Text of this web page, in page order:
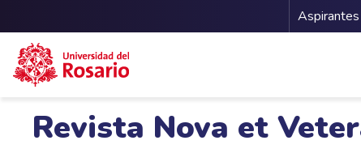
Aspirantes
Revista Nova et